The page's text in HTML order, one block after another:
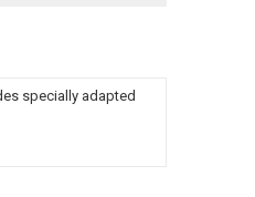
specially adapted